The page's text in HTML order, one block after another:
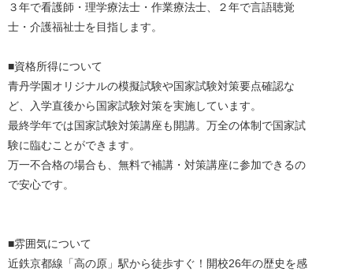
３年で看護師・理学療法士・作業療法士、２年で言語聴覚
士・介護福祉士を目指します。
■資格所得について
青丹学園オリジナルの模擬試験や国家試験対策要点確認な
ど、入学直後から国家試験対策を実施しています。
最終学年では国家試験対策講座も開講。万全の体制で国家試
験に臨むことができます。
万一不合格の場合も、無料で補講・対策講座に参加できるの
で安心です。
■雰囲気について
近鉄京都線「高の原」駅から徒歩すぐ！開校26年の歴史を感